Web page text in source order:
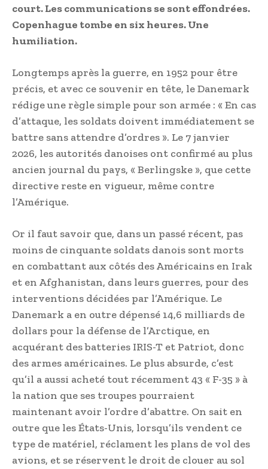
court. Les communications se sont effondrées.
Copenhague tombe en six heures. Une
humiliation.
Longtemps après la guerre, en 1952 pour être
précis, et avec ce souvenir en tête, le Danemark
rédige une règle simple pour son armée : « En cas
d’attaque, les soldats doivent immédiatement se
battre sans attendre d’ordres ». Le 7 janvier
2026, les autorités danoises ont confirmé au plus
ancien journal du pays, « Berlingske », que cette
directive reste en vigueur, même contre
l’Amérique.
Or il faut savoir que, dans un passé récent, pas
moins de cinquante soldats danois sont morts
en combattant aux côtés des Américains en Irak
et en Afghanistan, dans leurs guerres, pour des
interventions décidées par l’Amérique. Le
Danemark a en outre dépensé 14,6 milliards de
dollars pour la défense de l’Arctique, en
acquérant des batteries IRIS-T et Patriot, donc
des armes américaines. Le plus absurde, c’est
qu’il a aussi acheté tout récemment 43 « F-35 » à
la nation que ses troupes pourraient
maintenant avoir l’ordre d’abattre. On sait en
outre que les États-Unis, lorsqu’ils vendent ce
type de matériel, réclament les plans de vol des
avions, et se réservent le droit de clouer au sol